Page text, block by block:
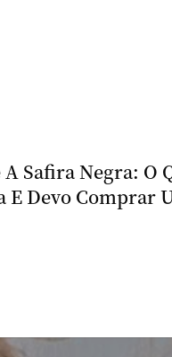
Safira Negra: O
E Devo Comprar